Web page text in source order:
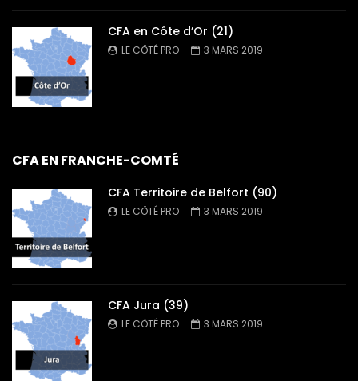
CFA en Côte d’Or (21)
LE CÔTÉ PRO 3 MARS 2019
CFA EN FRANCHE-COMTÉ
CFA Territoire de Belfort (90)
LE CÔTÉ PRO 3 MARS 2019
CFA Jura (39)
LE CÔTÉ PRO 3 MARS 2019